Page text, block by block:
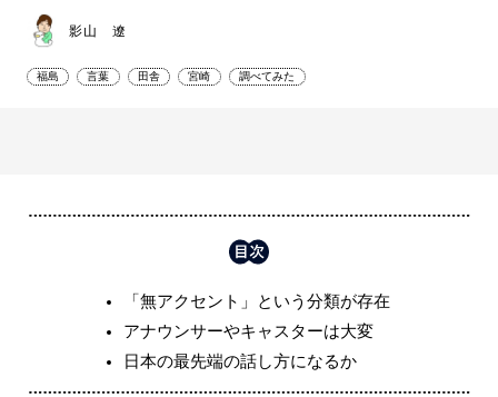
影山 遼
福島 言葉 田舎 宮崎 調べてみた
「無アクセント」という分類が存在
アナウンサーやキャスターは大変
日本の最先端の話し方になるか